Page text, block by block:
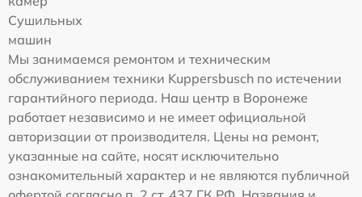
Сушильных
машин
Мы занимаемся ремонтом и техническим
обслуживанием техники Kuppersbusch по истечении
гарантийного периода. Наш центр в Воронеже
работает независимо и не имеет официальной
авторизации от производителя. Цены на ремонт,
указанные на сайте, носят исключительно
ознакомительный характер и не являются публичной